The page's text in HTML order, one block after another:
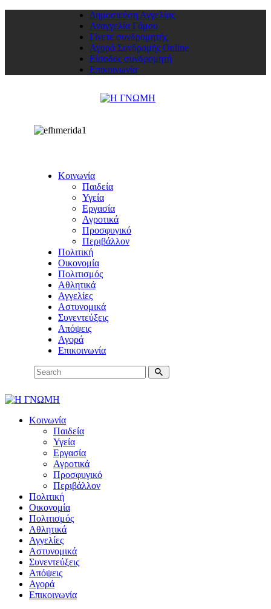
Δημοσιεύση Αγγελίας
Αναγγελία Γάμου
Γίνετε συνδρομητής
Αγορά Συνδρομής Online
Είσοδος συνδρομητή
Επικοινωνία
Κοινωνία
Παιδεία
Υγεία
Εργασία
Αγροτικά
Προσφυγικό
Περιβάλλον
Πολιτική
Οικονομία
Πολιτισμός
Αθλητικά
Αγγελίες
Αστυνομικά
Συνεντεύξεις
Απόψεις
Αγορά
Επικοινωνία
Κοινωνία
Παιδεία
Υγεία
Εργασία
Αγροτικά
Προσφυγικό
Περιβάλλον
Πολιτική
Οικονομία
Πολιτισμός
Αθλητικά
Αγγελίες
Αστυνομικά
Συνεντεύξεις
Απόψεις
Αγορά
Επικοινωνία